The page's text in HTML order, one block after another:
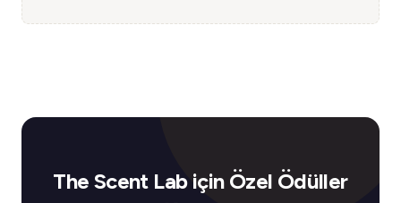
The Scent Lab için Özel Ödüller